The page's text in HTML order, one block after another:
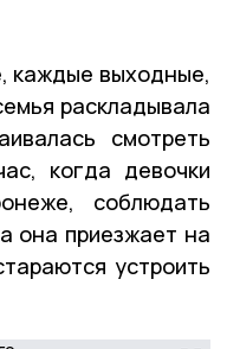
каждые выходные,
раскладывала
смотреть
когда девочки
соблюдать
она приезжает на
устроить